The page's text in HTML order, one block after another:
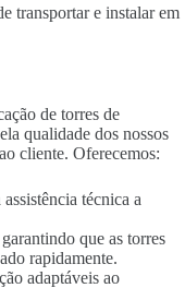
transportar e instalar em
de torres de
qualidade dos nossos
cliente. Oferecemos:
técnica a
que as torres
rapidamente.
adaptáveis ao